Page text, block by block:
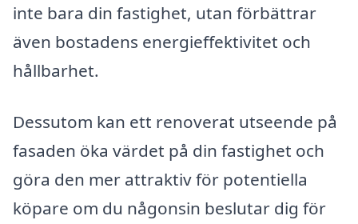
inte bara din fastighet, utan förbättrar
även bostadens energi­effektivitet och
hållbarhet.
Dessutom kan ett renoverat utseende på
fasaden öka värdet på din fastighet och
göra den mer attraktiv för potentiella
köpare om du någonsin beslutar dig för